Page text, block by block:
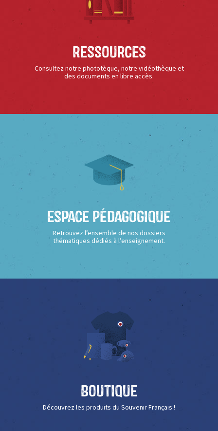
Ressources
Consultez notre phototèque, notre vidéothèque et
des documents en libre accès.
Espace Pédagogique
Retrouvez l’ensemble de nos dossiers
thématiques dédiés à l’enseignement.
Boutique
Découvrez les produits du Souvenir Français !